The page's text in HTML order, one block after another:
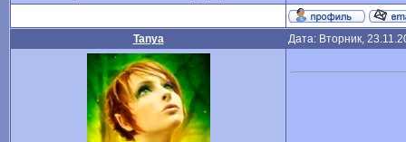
Tanya Дата: Вторник,